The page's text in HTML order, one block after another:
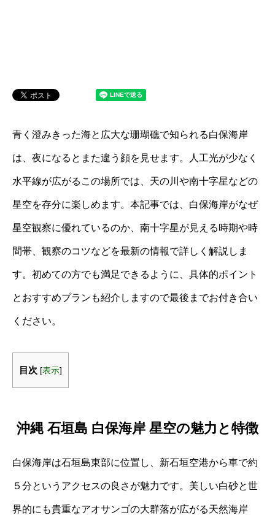
青く澄みきった海と広大な珊瑚礁で知られる白保海岸
は、夜になるとまた違う顔を見せます。人工光が少なく
水平線が広がるこの場所では、天の川や南十字星などの
星空を存分に楽しめます。本記事では、白保海岸がなぜ
星空観察に優れているのか、南十字星が見える時期や時
間帯、観察のコツなどを最新の情報で詳しく解説しま
す。初めての方でも満足できるように、具体的ポイント
とおすすめプランも紹介しますので最後までお付き合い
ください。
目次 [表示]
沖縄 石垣島 白保海岸 星空の魅力と特徴
白保海岸は石垣島東部に位置し、新石垣空港から車で約
５分というアクセスの良さが魅力です。美しい白砂と世
界的にも貴重なアオサンゴの大群落が広がる天然海岸